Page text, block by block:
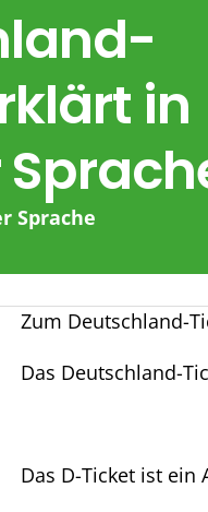
in
Sprache
Zum Deutschland-
Das Deutschland-
Das D-Ticket ist ein